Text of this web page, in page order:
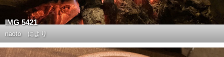
IMG 5421
naotoにより